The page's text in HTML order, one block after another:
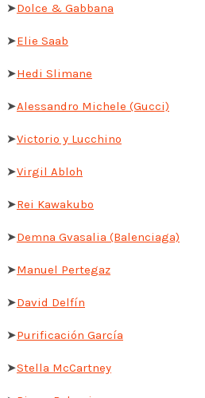
➤Dolce & Gabbana
➤Elie Saab
➤Hedi Slimane
➤Alessandro Michele (Gucci)
➤Victorio y Lucchino
➤Virgil Abloh
➤Rei Kawakubo
➤Demna Gvasalia (Balenciaga)
➤Manuel Pertegaz
➤David Delfín
➤Purificación García
➤Stella McCartney